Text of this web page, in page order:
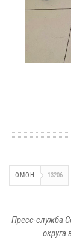
ОМОН 13206
Пресс-служба
округа